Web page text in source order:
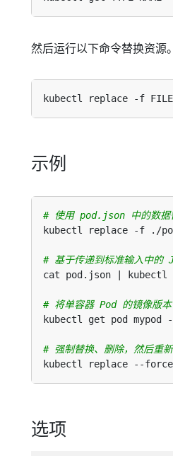
然后运行以下命令替换资源。
示例
# 使用 pod.json 中的数据
# 基于传递到标准输入中的
# 将单容器 Pod 的镜像版
kubectl get pod mypod
# 强制替换、删除，然后重
选项